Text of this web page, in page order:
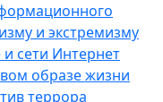
и экстремизму
сети Интернет
образе жизни
террора